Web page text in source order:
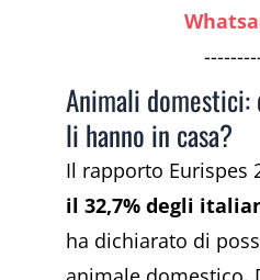
Animali
li hanno in casa?
Il rapporto Eurispes
il 32,7% degli
ha dichiarato di